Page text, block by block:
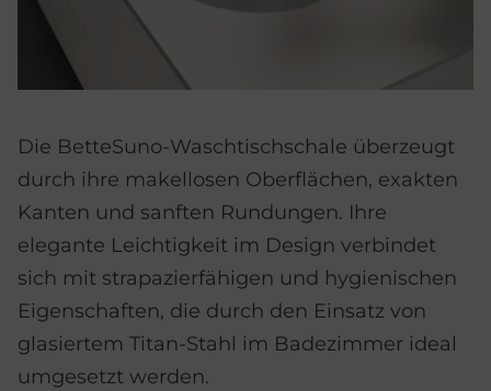
Die BetteSuno-Waschtischschale überzeugt
durch ihre makellosen Oberflächen, exakten
Kanten und sanften Rundungen. Ihre
elegante Leichtigkeit im Design verbindet
sich mit strapazierfähigen und hygienischen
Eigenschaften, die durch den Einsatz von
glasiertem Titan-Stahl im Badezimmer ideal
umgesetzt werden.